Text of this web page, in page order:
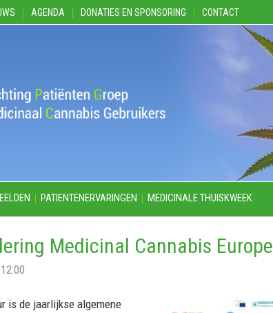
AGENDA DONATIES EN SPONSORING CONTACT
PATIENTENERVARINGEN MEDICINALE THUISKWEEK
Medicinal Cannabis Europe
is de jaarlijkse algemene